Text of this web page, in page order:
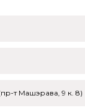
т Машэрава, 9 к. 8)